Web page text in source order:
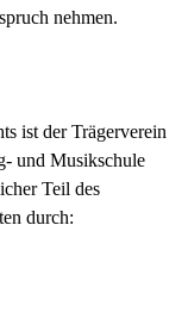
nehmen.
ist der Trägerverein
und Musikschule
Teil des
durch: